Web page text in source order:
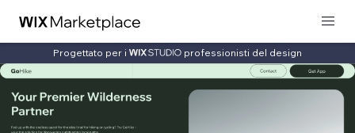
Progettato per i professionisti del design